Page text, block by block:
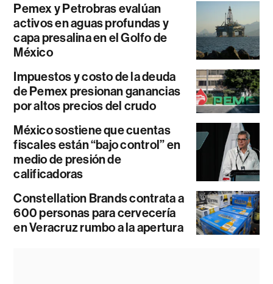
Pemex y Petrobras evalúan
activos en aguas profundas y
capa presalina en el Golfo de
México
Impuestos y costo de la deuda
de Pemex presionan ganancias
por altos precios del crudo
México sostiene que cuentas
fiscales están “bajo control” en
medio de presión de
calificadoras
Constellation Brands contrata a
600 personas para cervecería
en Veracruz rumbo a la apertura